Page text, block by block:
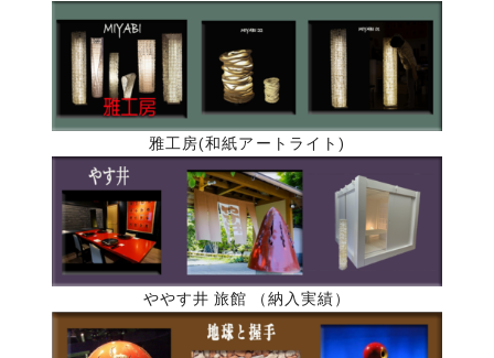
雅工房(和紙アートライト)
ややす井 旅館 （納入実績）